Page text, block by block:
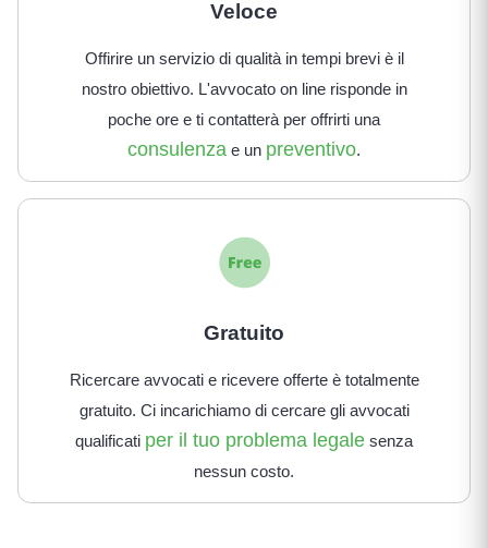
Veloce
Offirire un servizio di qualità in tempi brevi è il
nostro obiettivo. L'avvocato on line risponde in
poche ore e ti contatterà per offrirti una
consulenza e un preventivo.
Gratuito
Ricercare avvocati e ricevere offerte è totalmente
gratuito. Ci incarichiamo di cercare gli avvocati
qualificati per il tuo problema legale senza
nessun costo.